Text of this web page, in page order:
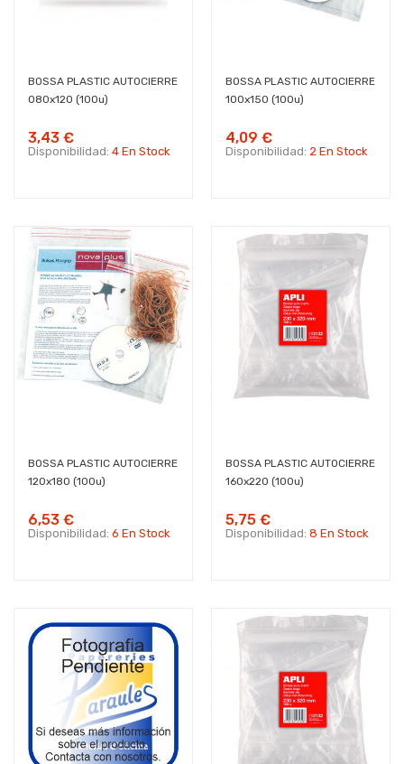
BOSSA PLASTIC AUTOCIERRE
080x120 (100u)
3,43 €
Disponibilidad: 4 En Stock
BOSSA PLASTIC AUTOCIERRE
100x150 (100u)
4,09 €
Disponibilidad: 2 En Stock
BOSSA PLASTIC AUTOCIERRE
120x180 (100u)
6,53 €
Disponibilidad: 6 En Stock
BOSSA PLASTIC AUTOCIERRE
160x220 (100u)
5,75 €
Disponibilidad: 8 En Stock